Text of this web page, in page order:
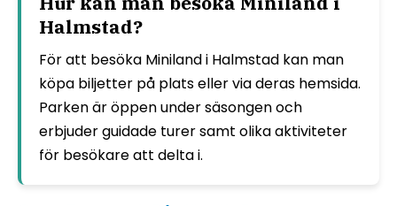
Halmstad?
För att besöka Miniland i Halmstad kan man
köpa biljetter på plats eller via deras hemsida.
Parken är öppen under säsongen och
erbjuder guidade turer samt olika aktiviteter
för besökare att delta i.